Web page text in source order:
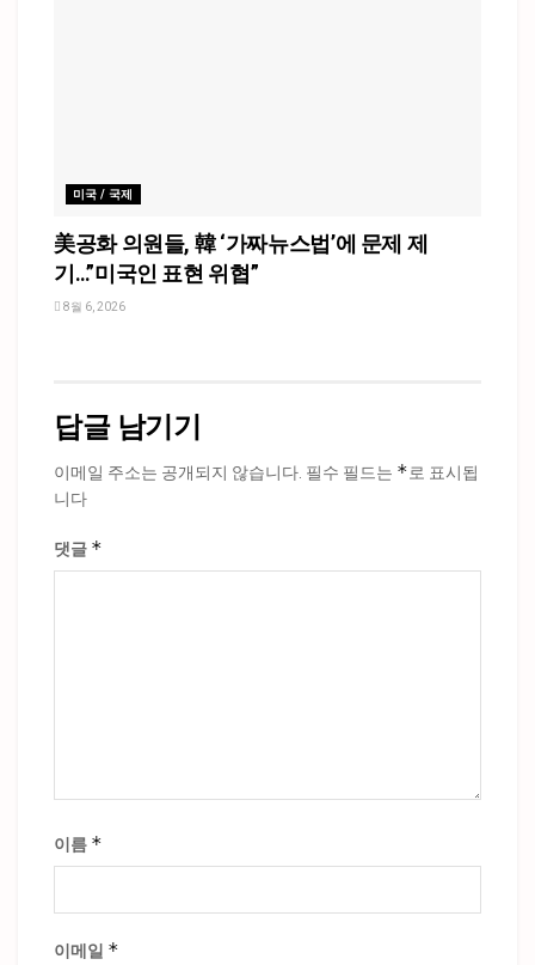
미국 / 국제
美공화 의원들, 韓 ‘가짜뉴스법’에 문제 제
기…”미국인 표현 위협”
8월 6, 2026
답글 남기기
이메일 주소는 공개되지 않습니다. 필수 필드는 *로 표시됩
니다
댓글 *
이름 *
이메일 *